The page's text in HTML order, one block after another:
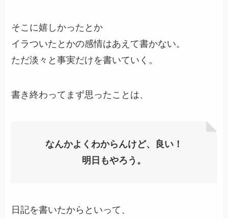
そこに嬉しかったとか
イラついたとかの感情はあえて書かない。
ただ淡々と事実だけを書いていく。
書き終わってまず思ったことは、
なんかよくわからんけど、良い！
明日もやろう。
日記を書いたからといって、